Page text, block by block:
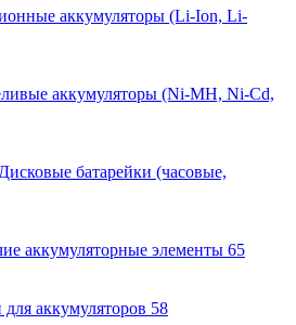
аккумуляторы (Li-Ion, Li-
аккумуляторы (Ni-MH, Ni-Cd,
Дисковые батарейки (часовые,
аккумуляторные элементы 65
аккумуляторов 58